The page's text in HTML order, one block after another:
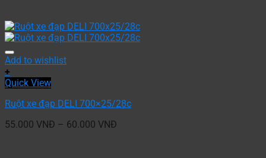
Add to wishlist
+
Quick View
Ruột xe đạp DELI 700×25/28c
55.000 VNĐ – 60.000 VNĐ